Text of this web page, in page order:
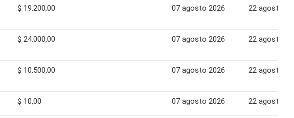
$ 19.200,00 07 agosto 2026 22 agosto
$ 24.000,00 07 agosto 2026 22 agosto
$ 10.500,00 07 agosto 2026 22 agosto
$ 10,00 07 agosto 2026 22 agosto